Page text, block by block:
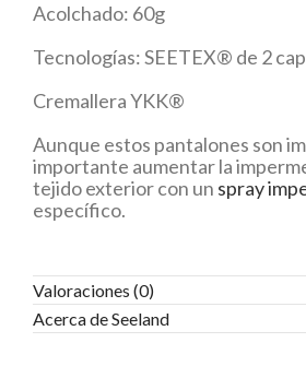
Acolchado: 60g
Tecnologías: SEETEX® de 2
Cremallera YKK®
Aunque estos pantalones son
importante aumentar la
tejido exterior con un spray
específico.
Valoraciones (0)
Acerca de Seeland